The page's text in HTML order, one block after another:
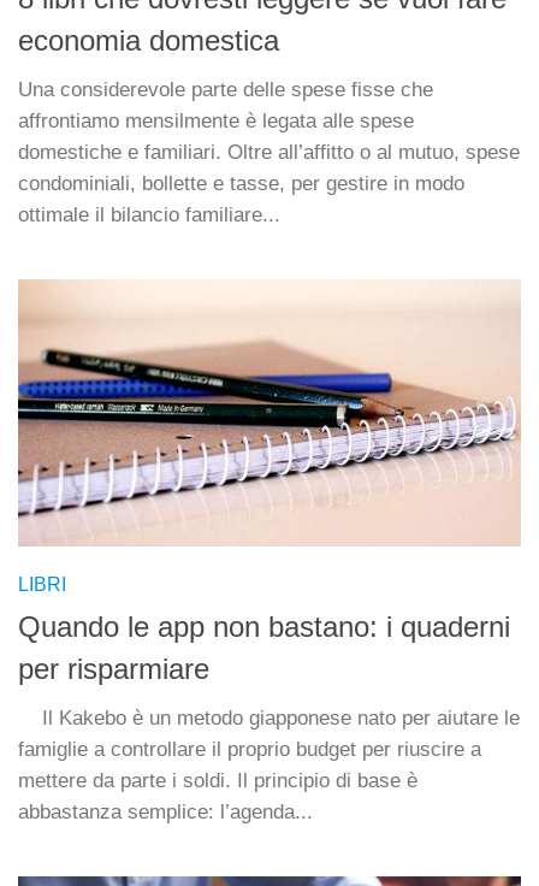
economia domestica
Una considerevole parte delle spese fisse che
affrontiamo mensilmente è legata alle spese
domestiche e familiari. Oltre all’affitto o al mutuo, spese
condominiali, bollette e tasse, per gestire in modo
ottimale il bilancio familiare...
LIBRI
Quando le app non bastano: i quaderni
per risparmiare
Il Kakebo è un metodo giapponese nato per aiutare le
famiglie a controllare il proprio budget per riuscire a
mettere da parte i soldi. Il principio di base è
abbastanza semplice: l’agenda...